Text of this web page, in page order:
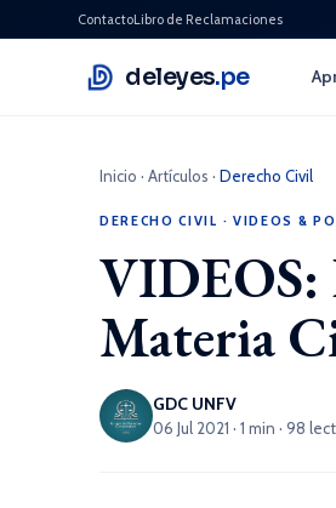
ContactoLibro de Reclamaciones
deleyes.pe
Inicio · Artículos · Derecho Civil
DERECHO CIVIL · VIDEOS &
VIDEOS:
Materia
GDC UNFV
06 Jul 2021 · 1 min · 98